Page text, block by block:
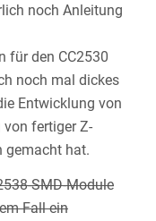
noch Anleitung
für den CC2530
noch mal dickes
Entwicklung von
fertiger Z-
gemacht hat.
SMD-Module
Fall ein